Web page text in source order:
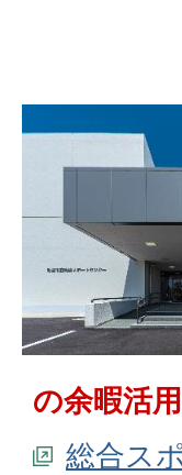
の余暇活
総合ス